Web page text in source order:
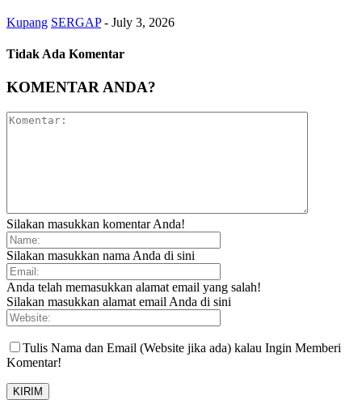
Kupang SERGAP - July 3, 2026
Tidak Ada Komentar
KOMENTAR ANDA?
Silakan masukkan komentar Anda!
Silakan masukkan nama Anda di sini
Anda telah memasukkan alamat email yang salah!
Silakan masukkan alamat email Anda di sini
Tulis Nama dan Email (Website jika ada) kalau Ingin Memberi
Komentar!